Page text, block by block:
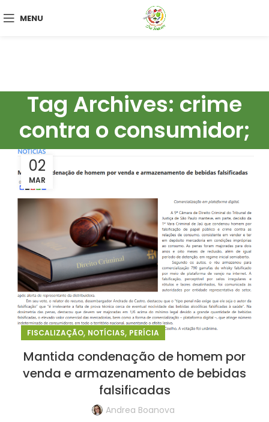
MENU
Tag Archives: crime
contra o consumidor;
02
MAR
FISCALIZAÇÃO, NOTÍCIAS, PERÍCIA
Mantida condenação de homem por
venda e armazenamento de bebidas
falsificadas
Andrea Boanova